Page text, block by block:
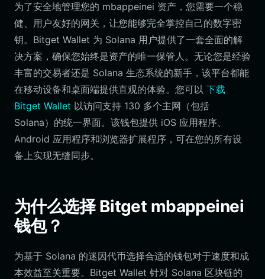
为了安全地管理您的 mbappeinei 资产，您需要一个稳
健、用户友好的网关，让您能够完全掌控自己的数字密
钥。Bitget Wallet 为 Solana 用户提供了一套全面的解
决方案，确保您始终是资产的唯一保管人。无论您是经验
丰富的交易者还是 Solana 生态系统的新手，该平台都能
在移动设备和桌面端提供直观的体验。您可以 下载
Bitget Wallet 以访问支持 130 多个主网（包括
Solana）的统一界面。该钱包提供 iOS 应用程序、
Android 应用程序和浏览器扩展程序，可在您的所有设
备上实现无缝同步。
为什么选择 Bitget mbappeinei
钱包？
为基于 Solana 的迷因代币选择合适的钱包对于速度和成
本效益至关重要。Bitget Wallet 针对 Solana 区块链的